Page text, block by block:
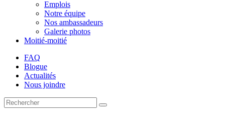
Emplois
Notre équipe
Nos ambassadeurs
Galerie photos
Moitié-moitié
FAQ
Blogue
Actualités
Nous joindre